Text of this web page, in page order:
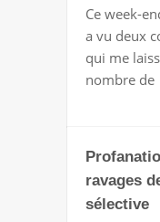
Ce week-
a vu deux
qui me
nombre de
ravages
sélective